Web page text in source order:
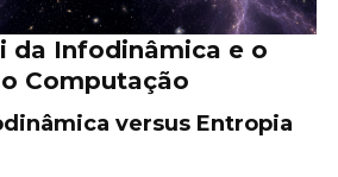
da Infodinâmica e o
Computação
versus Entropia